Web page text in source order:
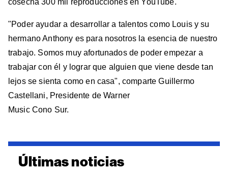
cosecha 300 mil reproducciones en YouTube.
"Poder ayudar a desarrollar a talentos como Louis y su
hermano Anthony es para nosotros la esencia de nuestro
trabajo. Somos muy afortunados de poder empezar a
trabajar con él y lograr que alguien que viene desde tan
lejos se sienta como en casa", comparte Guillermo
Castellani, Presidente de Warner
Music Cono Sur.
Últimas noticias